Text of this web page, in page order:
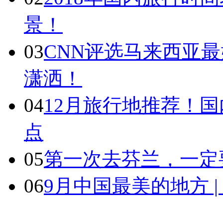
景！
03CNN评选马来西亚
潇洒！
0412月旅行地推荐！
点
05第一次去芬兰，一
069月中国最美的地方